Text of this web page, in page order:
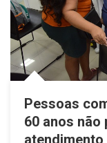
Pessoas
60 anos não